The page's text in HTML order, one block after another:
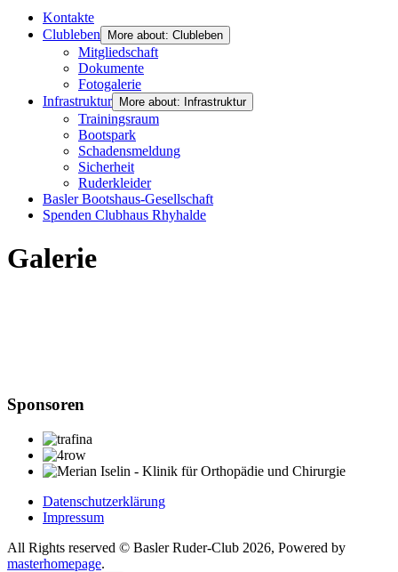
Kontakte
Clubleben
More about: Clubleben
Mitgliedschaft
Dokumente
Fotogalerie
Infrastruktur
More about: Infrastruktur
Trainingsraum
Bootspark
Schadensmeldung
Sicherheit
Ruderkleider
Basler Bootshaus-Gesellschaft
Spenden Clubhaus Rhyhalde
Galerie
Sponsoren
Datenschutzerklärung
Impressum
All Rights reserved © Basler Ruder-Club 2026, Powered by
masterhomepage.